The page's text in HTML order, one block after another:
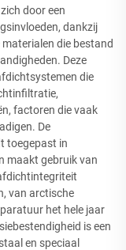
door een
dankzij
die bestand
Deze
die
factoren die vaak
De
toegepast in
maakt gebruik van
van arctische
het hele jaar
is een
en speciaal